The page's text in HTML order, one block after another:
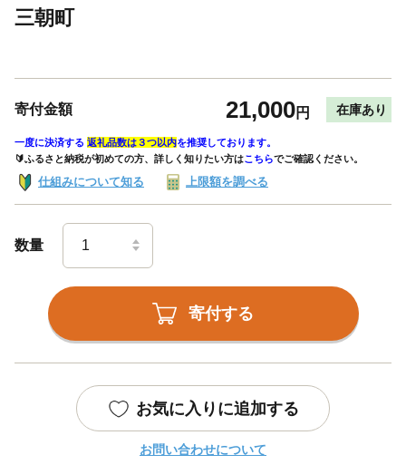
三朝町
寄付金額 21,000円 在庫あり
一度に決済する 返礼品数は３つ以内を推奨しております。
🔰ふるさと納税が初めての方、詳しく知りたい方はこちらでご確認ください。
仕組みについて知る 上限額を調べる
数量
寄付する
お気に入りに追加する
お問い合わせについて